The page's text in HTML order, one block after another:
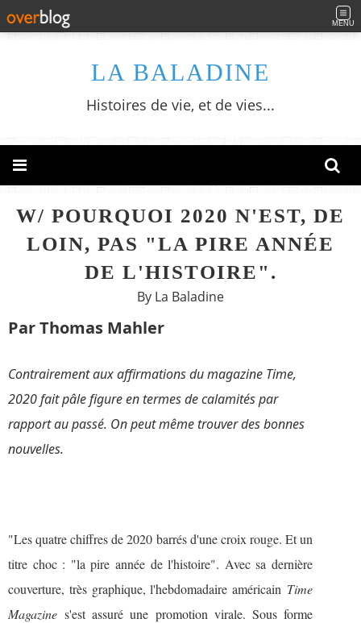
MENU
LA BALADINE
Histoires de vie, et de vies...
W/ POURQUOI 2020 N'EST, DE
LOIN, PAS "LA PIRE ANNÉE
DE L'HISTOIRE".
By La Baladine
Par Thomas Mahler
Contrairement aux affirmations du magazine Time,
2020 fait pâle figure en termes de calamités par
rapport au passé. On peut même trouver des bonnes
nouvelles.
"Les quatre chiffres de 2020 barrés d'une croix rouge. Et un
titre choc : "la pire année de l'histoire". Avec sa dernière
couverture, très graphique, l'hebdomadaire américain Time
Magazine s'est assuré une promotion virale. Sous forme